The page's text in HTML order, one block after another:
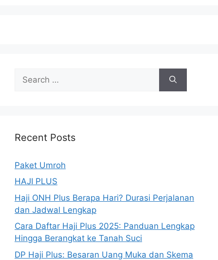
for:
Recent Posts
Paket Umroh
HAJI PLUS
Haji ONH Plus Berapa Hari? Durasi Perjalanan
dan Jadwal Lengkap
Cara Daftar Haji Plus 2025: Panduan Lengkap
Hingga Berangkat ke Tanah Suci
DP Haji Plus: Besaran Uang Muka dan Skema